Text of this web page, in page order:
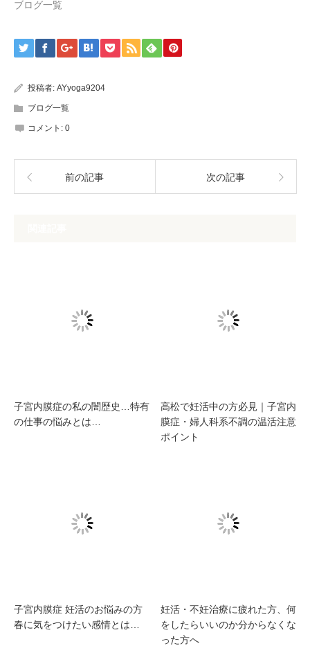
ブログ一覧
投稿者: AYyoga9204
ブログ一覧
コメント: 0
前の記事 次の記事
子宮内膜症の私の闇歴史…特有
の仕事の悩みとは…
高松で妊活中の方必見｜子宮内
膜症・婦人科系不調の温活注意
ポイント
子宮内膜症 妊活のお悩みの方
春に気をつけたい感情とは…
妊活・不妊治療に疲れた方、何
をしたらいいのか分からなくな
った方へ